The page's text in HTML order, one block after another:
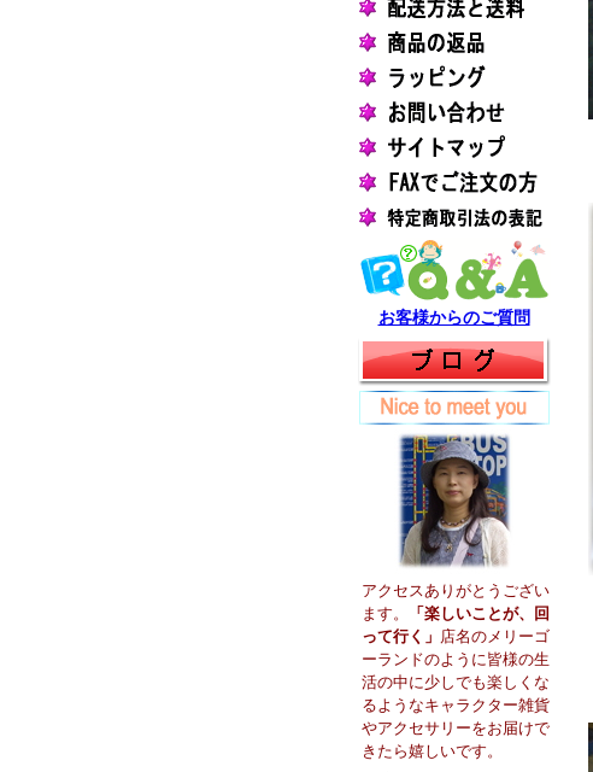
お客様からのご質問
アクセスありがとうござい
ます。
「楽しいことが、回
って行く」 店名のメリーゴ
ーランドのように皆様の生
活の中に少しでも楽しくな
るようなキャラクター雑貨
やアクセサリーをお届けで
きたら嬉しいです。